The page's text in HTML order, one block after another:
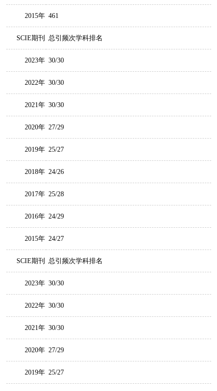
2015年 461
SCIE期刊 总引频次学科排名
2023年 30/30
2022年 30/30
2021年 30/30
2020年 27/29
2019年 25/27
2018年 24/26
2017年 25/28
2016年 24/29
2015年 24/27
SCIE期刊 总引频次学科排名
2023年 30/30
2022年 30/30
2021年 30/30
2020年 27/29
2019年 25/27